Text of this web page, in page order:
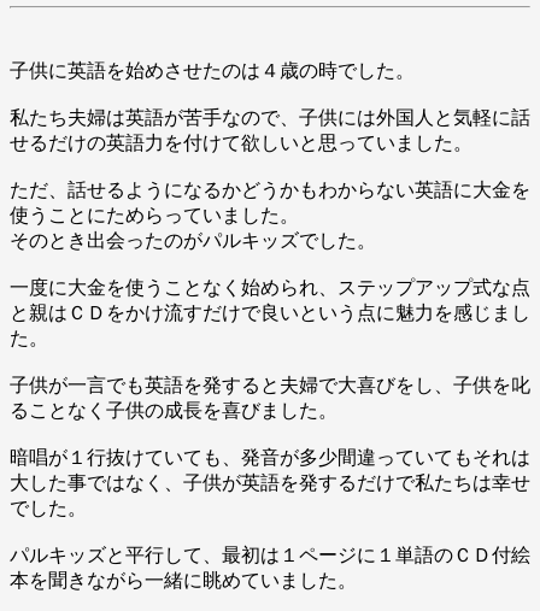
子供に英語を始めさせたのは４歳の時でした。
私たち夫婦は英語が苦手なので、子供には外国人と気軽に話
せるだけの英語力を付けて欲しいと思っていました。
ただ、話せるようになるかどうかもわからない英語に大金を
使うことにためらっていました。
そのとき出会ったのがパルキッズでした。
一度に大金を使うことなく始められ、ステップアップ式な点
と親はＣＤをかけ流すだけで良いという点に魅力を感じまし
た。
子供が一言でも英語を発すると夫婦で大喜びをし、子供を叱
ることなく子供の成長を喜びました。
暗唱が１行抜けていても、発音が多少間違っていてもそれは
大した事ではなく、子供が英語を発するだけで私たちは幸せ
でした。
パルキッズと平行して、最初は１ページに１単語のＣＤ付絵
本を聞きながら一緒に眺めていました。